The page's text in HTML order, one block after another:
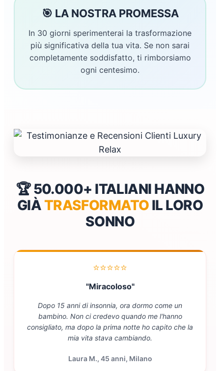
🎯 LA NOSTRA PROMESSA
In 30 giorni sperimenterai la trasformazione
più significativa della tua vita. Se non sarai
completamente soddisfatto, ti rimborsiamo
ogni centesimo.
🏆 50.000+ ITALIANI HANNO
GIÀTRASFORMATO IL LORO
SONNO
⭐⭐⭐⭐⭐
"Miracoloso"
Dopo 15 anni di insonnia, ora dormo come un
bambino. Non ci credevo quando me l'hanno
consigliato, ma dopo la prima notte ho capito che la
mia vita stava cambiando.
Laura M., 45 anni, Milano